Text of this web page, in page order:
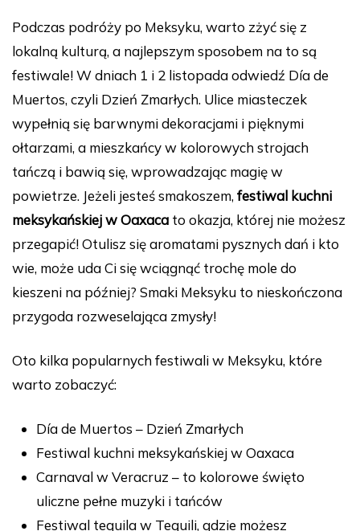
Podczas podróży po Meksyku, warto zżyć się z
lokalną kulturą, a najlepszym sposobem na to są
festiwale! W dniach 1 i 2 listopada odwiedź Día de
Muertos, czyli Dzień Zmarłych. Ulice miasteczek
wypełnią się barwnymi dekoracjami i pięknymi
ołtarzami, a mieszkańcy w kolorowych strojach
tańczą i bawią się, wprowadzając magię w
powietrze. Jeżeli jesteś smakoszem, festiwal kuchni
meksykańskiej w Oaxaca to okazja, której nie możesz
przegapić! Otulisz się aromatami pysznych dań i kto
wie, może uda Ci się wciągnąć trochę mole do
kieszeni na później? Smaki Meksyku to nieskończona
przygoda rozweselająca zmysły!
Oto kilka popularnych festiwali w Meksyku, które
warto zobaczyć:
Día de Muertos – Dzień Zmarłych
Festiwal kuchni meksykańskiej w Oaxaca
Carnaval w Veracruz – to kolorowe święto
uliczne pełne muzyki i tańców
Festiwal tequila w Tequili, gdzie możesz